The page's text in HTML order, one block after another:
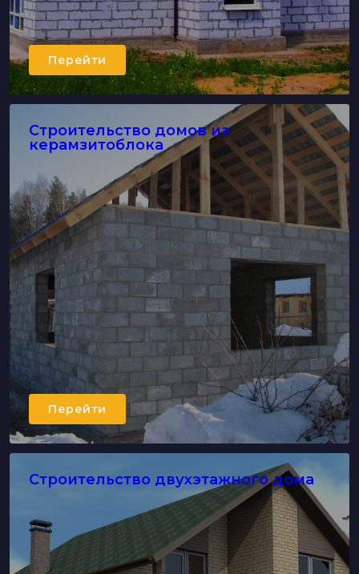
Перейти
Строительство домов из
керамзитоблока
Перейти
Строительство двухэтажного дома